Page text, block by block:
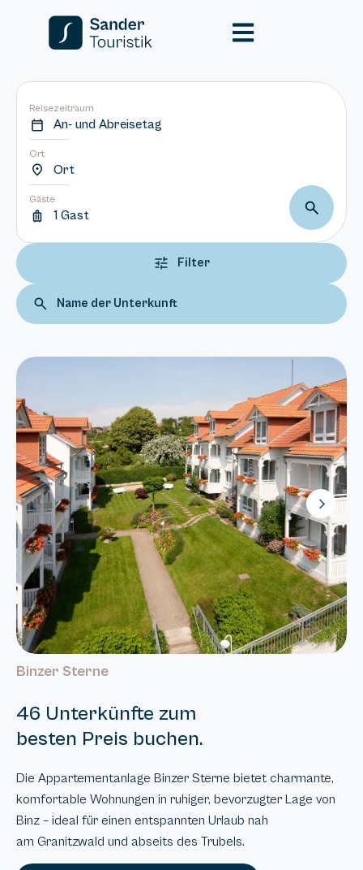
Reisezeitraum
An- und Abreisetag
Ort
Ort
Gäste
1 Gast
Filter
Name der Unterkunft
Binzer Sterne
46 Unterkünfte zum
besten Preis buchen.
Die Appartementanlage Binzer Sterne bietet charmante,
komfortable Wohnungen in ruhiger, bevorzugter Lage von
Binz – ideal für einen entspannten Urlaub nah
am Granitzwald und abseits des Trubels.